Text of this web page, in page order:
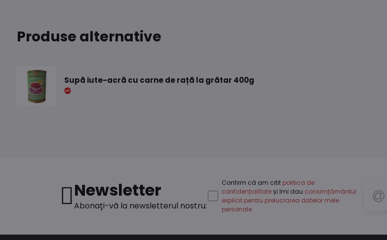
Produse alternative
Supă iute-acră cu carne de rață la grătar 400g
Newsletter
Abonați-vă la newsletterul nostru:
Confirm că am citit politica de
confidențialitateși îmi dau consimțământul
explicit pentru prelucrarea datelor mele
personale.